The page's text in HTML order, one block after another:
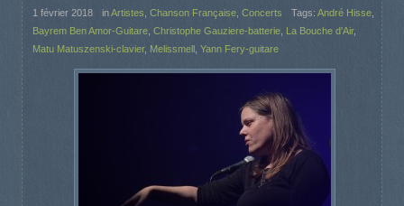
1 février 2018 inArtistes Chanson Française Concerts Tags: André Hisse
Bayrem Ben Amor-Guitare Christophe Gauziere-batterie La Bouche d'Air,
Matu Matuszenski-clavier, Melissmell Yann Fery-guitare